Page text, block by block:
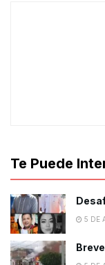
Te Puede
5 DE